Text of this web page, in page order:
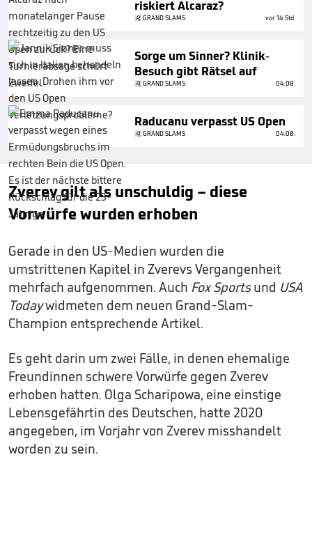
riskiert Alcaraz?
GRAND SLAMS vor 14 Std.
Sorge um Sinner? Klinik-
Besuch gibt Rätsel auf
GRAND SLAMS 04.08.
Raducanu verpasst US Open
GRAND SLAMS 04.08.
Zverev gilt als unschuldig – diese
Vorwürfe wurden erhoben
Gerade in den US-Medien wurden die
umstrittenen Kapitel in Zverevs Vergangenheit
mehrfach aufgenommen. Auch Fox Sportsund USA
Todaywidmeten dem neuen Grand-Slam-
Champion entsprechende Artikel.
Es geht darin um zwei Fälle, in denen ehemalige
Freundinnen schwere Vorwürfe gegen Zverev
erhoben hatten. Olga Scharipowa, eine einstige
Lebensgefährtin des Deutschen, hatte 2020
angegeben, im Vorjahr von Zverev misshandelt
worden zu sein.